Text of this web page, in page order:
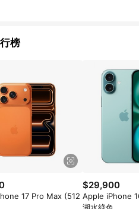
榜
17 Pro Max (512
$29,900
Apple iPhone